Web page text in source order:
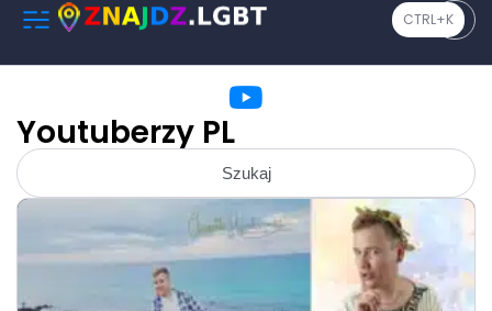
CTRL+K
Youtuberzy PL
Szukaj